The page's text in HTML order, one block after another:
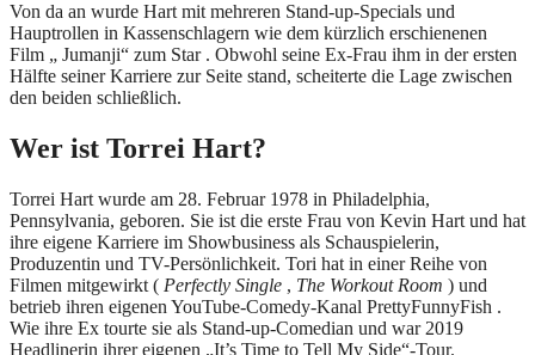
Von da an wurde Hart mit mehreren Stand-up-Specials und
Hauptrollen in Kassenschlagern wie dem kürzlich erschienenen
Film „ Jumanji“ zum Star . Obwohl seine Ex-Frau ihm in der ersten
Hälfte seiner Karriere zur Seite stand, scheiterte die Lage zwischen
den beiden schließlich.
Wer ist Torrei Hart?
Torrei Hart wurde am 28. Februar 1978 in Philadelphia,
Pennsylvania, geboren. Sie ist die erste Frau von Kevin Hart und hat
ihre eigene Karriere im Showbusiness als Schauspielerin,
Produzentin und TV-Persönlichkeit. Tori hat in einer Reihe von
Filmen mitgewirkt ( Perfectly Single , The Workout Room ) und
betrieb ihren eigenen YouTube-Comedy-Kanal PrettyFunnyFish .
Wie ihre Ex tourte sie als Stand-up-Comedian und war 2019
Headlinerin ihrer eigenen „It’s Time to Tell My Side“-Tour.